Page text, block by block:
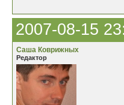
2007-08-15
Саша Коврижных
Редактор